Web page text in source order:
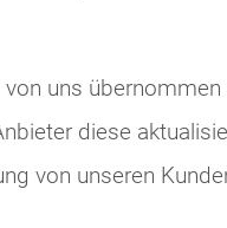
uns übernommen
diese
von unseren